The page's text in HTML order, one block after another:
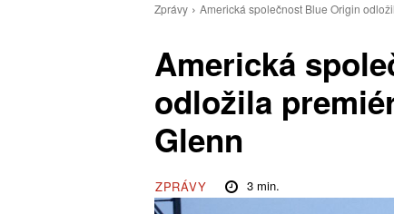
Zprávy Americká společnost Blue Origin
Americká
odložila
Glenn
ZPRÁVY 3 min.